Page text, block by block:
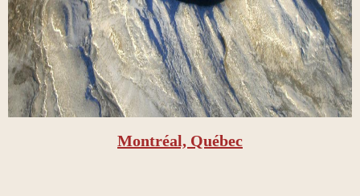
Montréal, Québec